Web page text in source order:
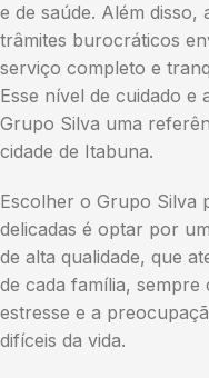
e de saúde. Além disso,
trâmites burocráticos
serviço completo e
Esse nível de cuidado e
Grupo Silva uma
cidade de Itabuna.
Escolher o Grupo Silva
delicadas é optar por
de alta qualidade, que
de cada família,
estresse e a
difíceis da vida.